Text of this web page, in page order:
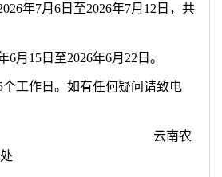
年7月 6 日至2026年7月 12 日，共
6月 15 日至2026年6月 22 日。
个工作日。如有任何疑问请致电
云南农